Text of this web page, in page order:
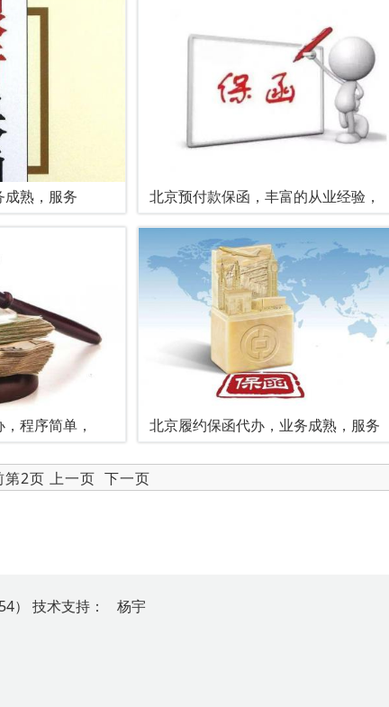
熟，服务 北京预付款保函，丰富的从业经验，
程序简单， 北京履约保函代办，业务成熟，服务
第2页 上一页 下一页
） 技术支持 ： 杨宇